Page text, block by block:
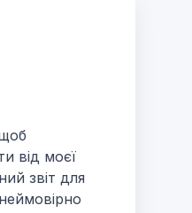
від моєї
звіт для